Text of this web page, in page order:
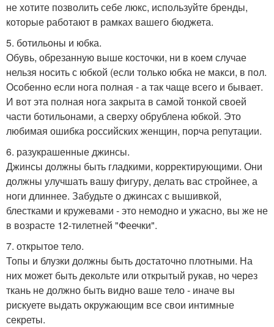
не хотите позволить себе люкс, используйте бренды,
которые работают в рамках вашего бюджета.
5. ботильоны и юбка.
Обувь, обрезанную выше косточки, ни в коем случае
нельзя носить с юбкой (если только юбка не макси, в пол.
Особенно если нога полная - а так чаще всего и бывает.
И вот эта полная нога закрыта в самой тонкой своей
части ботильонами, а сверху обрублена юбкой. Это
любимая ошибка российских женщин, порча репутации.
6. разукрашенные джинсы.
Джинсы должны быть гладкими, корректирующими. Они
должны улучшать вашу фигуру, делать вас стройнее, а
ноги длиннее. Забудьте о джинсах с вышивкой,
блестками и кружевами - это немодно и ужасно, вы же не
в возрасте 12-тилетней "Феечки".
7. открытое тело.
Топы и блузки должны быть достаточно плотными. На
них может быть декольте или открытый рукав, но через
ткань не должно быть видно ваше тело - иначе вы
рискуете выдать окружающим все свои интимные
секреты.